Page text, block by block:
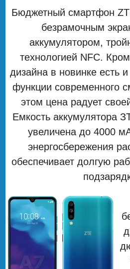
Бюджетный смартфон
безрамочным
аккумулятором,
технологией NFC.
дизайна в новинке есть
функции современного
этом цена радует
Емкость аккумулятора
увеличена до 4000
энергосбережения
обеспечивает долгую